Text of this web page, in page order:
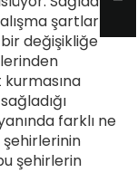
şartları
değişikliğe
farklı ne
şehirlerin